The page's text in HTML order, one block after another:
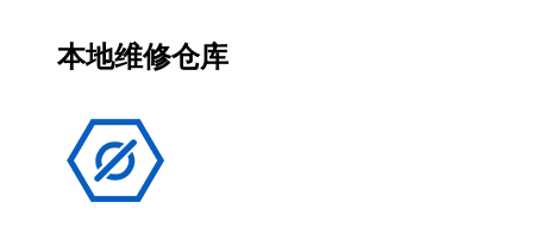
本地维修仓库